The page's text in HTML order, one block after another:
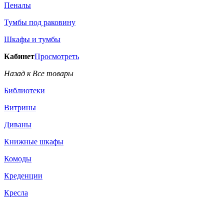
Пеналы
Тумбы под раковину
Шкафы и тумбы
КабинетПросмотреть
Назад к Все товары
Библиотеки
Витрины
Диваны
Книжные шкафы
Комоды
Креденции
Кресла